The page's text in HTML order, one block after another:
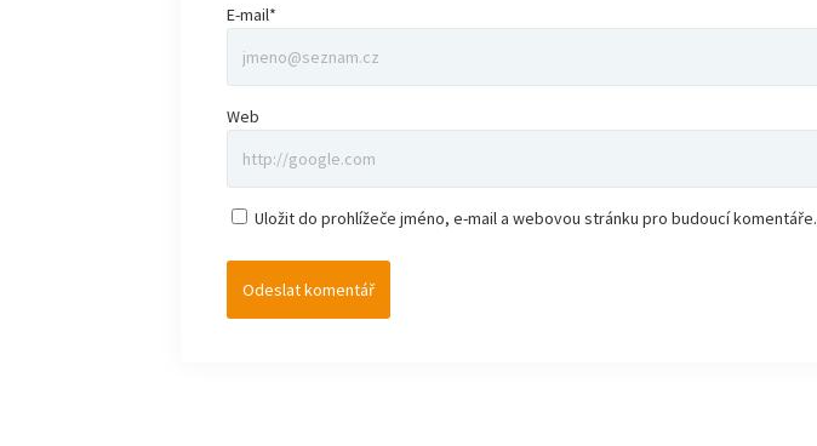
E-mail*
Web
Uložit do prohlížeče jméno, e-mail a webovou stránku pro budoucí komentáře.